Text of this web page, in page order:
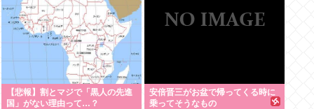
【悲報】割とマジで「黒人の先進
国」がない理由って…？
安倍晋三がお盆で帰ってくる時に
乗ってそうなもの